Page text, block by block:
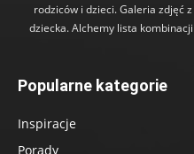
rodziców i dzieci. Galeria zdjęć
dziecka. Alchemy lista
Popularne kategorie
Inspiracje
Porady